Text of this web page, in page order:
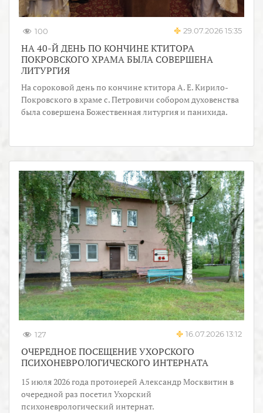
100 29.07.2026 15:35
НА 40-Й ДЕНЬ ПО КОНЧИНЕ КТИТОРА
ПОКРОВСКОГО ХРАМА БЫЛА СОВЕРШЕНА
ЛИТУРГИЯ
На сороковой день по кончине ктитора А. Е. Кирило-
Покровского в храме с. Петровичи собором духовенства
была совершена Божественная литургия и панихида.
127 16.07.2026 13:12
ОЧЕРЕДНОЕ ПОСЕЩЕНИЕ УХОРСКОГО
ПСИХОНЕВРОЛОГИЧЕСКОГО ИНТЕРНАТА
15 июля 2026 года протоиерей Александр Москвитин в
очередной раз посетил Ухорский
психоневрологический интернат.